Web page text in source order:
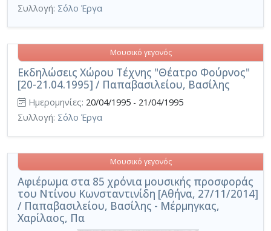
Συλλογή: Σόλο Έργα
Εκδηλώσεις Χώρου Τέχνης "Θέατρο Φούρνος"
[20-21.04.1995] / Παπαβασιλείου, Βασίλης
Μουσικό γεγονός
Ημερομηνίες: 20/04/1995 - 21/04/1995
Συλλογή: Σόλο Έργα
Αφιέρωμα στα 85 χρόνια μουσικής προσφοράς
του Ντίνου Κωνσταντινίδη [Αθήνα, 27/11/2014]
/ Παπαβασιλείου, Βασίλης - Μέρμηγκας,
Χαρίλαος, Πα
Μουσικό γεγονός